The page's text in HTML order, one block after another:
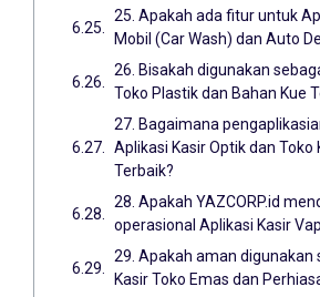
25. Apakah ada fitur untuk
Mobil (Car Wash) dan Auto
26. Bisakah digunakan
Toko Plastik dan Bahan Kue
27. Bagaimana
Aplikasi Kasir Optik dan Toko
Terbaik?
28. Apakah YAZCORP.id
operasional Aplikasi Kasir
29. Apakah aman digunakan
Kasir Toko Emas dan